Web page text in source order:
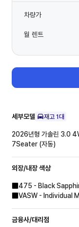
차량가
월 렌트
세부모델 재고 1대
2026년형 가솔린 3.0
7Seater (자동)
외장/내장색상
475 - Black
VASW - Individual
금융사/대리점